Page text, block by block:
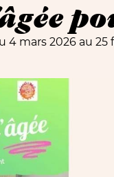
4 mars 2026 au 25